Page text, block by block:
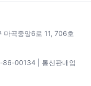
마곡중앙6로 11, 706호
86-00134 | 통신판매업